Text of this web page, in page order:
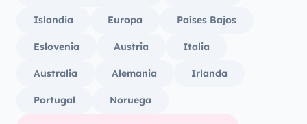
Islandia Europa Países Bajos
Eslovenia Austria Italia
Australia Alemania Irlanda
Portugal Noruega